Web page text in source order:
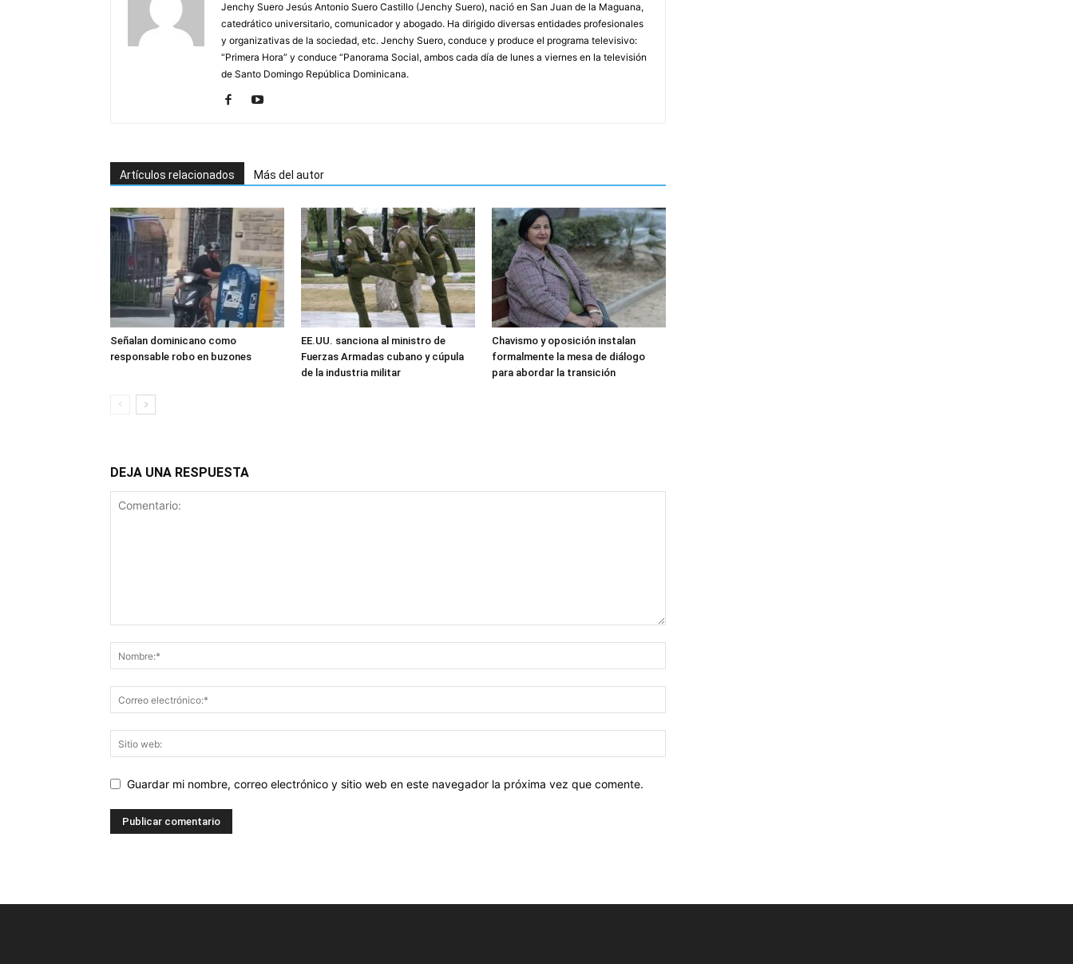
Jenchy Suero Jesús Antonio Suero Castillo (Jenchy Suero), nació en San Juan de la Maguana,
catedrático universitario, comunicador y abogado. Ha dirigido diversas entidades profesionales
y organizativas de la sociedad, etc. Jenchy Suero, conduce y produce el programa televisivo:
“Primera Hora” y conduce “Panorama Social, ambos cada día de lunes a viernes en la televisión
de Santo Domingo República Dominicana.
Artículos relacionados Más del autor
Señalan dominicano como
responsable robo en buzones
EE.UU. sanciona al ministro de
Fuerzas Armadas cubano y cúpula
de la industria militar
Chavismo y oposición instalan
formalmente la mesa de diálogo
para abordar la transición
DEJA UNA RESPUESTA
Guardar mi nombre, correo electrónico y sitio web en este navegador la próxima vez que comente.